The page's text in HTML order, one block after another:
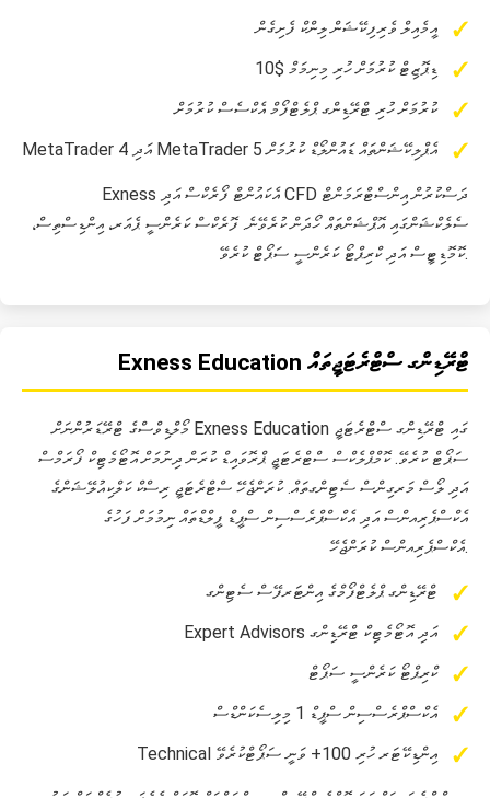
އީމެއިލް ވެރިފިކޭޝަން ލިންކް ފެށިގެން
ޑިޕޮޒިޓް ކުރުމަށް ހުރި މިނިމަމް $10
ކުރުމަށް ހުރި ޓްރޭޑިންގ ޕްލެޓްފޯމް އެކްސެސް ކުރުމަށް
MetaTrader 4 އަދި MetaTrader 5 އެޕްލިކޭޝަންތައް ޑައުންލޯޑް ކުރުމަށް
Exness އެކައުންޓް ފޯރެކްސް އަދި CFD ދަސްކުރުން އިންސްޓްރަމަންޓް
ސެލެކްޝަންގައި އޮޕްޝަންތައް ހޯދަން ކުރެވޭނެ. ފޮރެކްސް ކަރެންސީ ޕެއަރ، އިންޑިސްތިސް،
ކޮމޮޑިޓީސް އަދި ކްރިޕްޓޯ ކަރެންސީ ސަޕޯޓް ކުރެވޭ.
Exness Education ޓްރޭޑިންގ ސްޓްރެޓަޖީތައް
މޯލްޑިވްސްގެ ޓްރޭޑަރުންނަށް Exness Education ގައި ޓްރޭޑިންގ ސްޓްރެޓަޖީ
ސަޕޯޓް ކުރެވޭ. ކޮމްޕްލެކްސް ސްޓްރެޓަޖީ ޕްރޮވައިޑް ކުރަން ދިނުމަށް އޮޓޯމެޓިކް ފޯރަމްސް
އަދި ލޯސް މަރގިންސް ސެޓިންގތައް. ކުރަންޖެހޭ ސްޓްރެޓަޖީ ރިސްކް ކަލްކިއުލޭޝަންގެ
އެކްސްޕެރިއންސް އަދި އެކްސްޕްރެސްސިން ސްޕީޑް ފީލްޑްތައް ނިމުމަށް ފަހުގެ
އެކްސްޕެރިއންސް ކުރަންޖެހޭ.
ޓްރޭޑިންގ ޕްލެޓްފޯމްގެ އިންޓަރފޭސް ސެޓިންގ
Expert Advisors އަދި އޮޓޯމެޓިކް ޓްރޭޑިންގ
ކްރިޕްޓޯ ކަރެންސީ ސަޕޯޓް
އެކްސްޕްރެސްސިން ސްޕީޑް 1 މިލިސެކަންޑްސް
Technical އިންޑިކޭޓަރ ހުރި 100+ ވަނީ ސަޕޯޓްކުރެވޭ